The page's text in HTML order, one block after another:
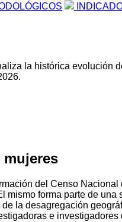
la histórica
del Censo
mismo forma parte de
la desagregación
e